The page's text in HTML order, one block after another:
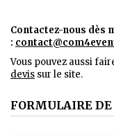
Contactez-nous dès
:
Vous pouvez aussi
devis sur le site.
FORMULAIRE